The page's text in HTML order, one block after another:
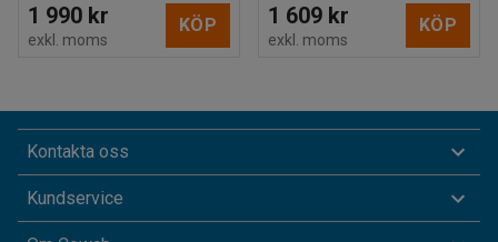
1 990 kr
exkl. moms
KÖP 1 609 kr
exkl. moms
KÖP
Kontakta oss
Kundservice